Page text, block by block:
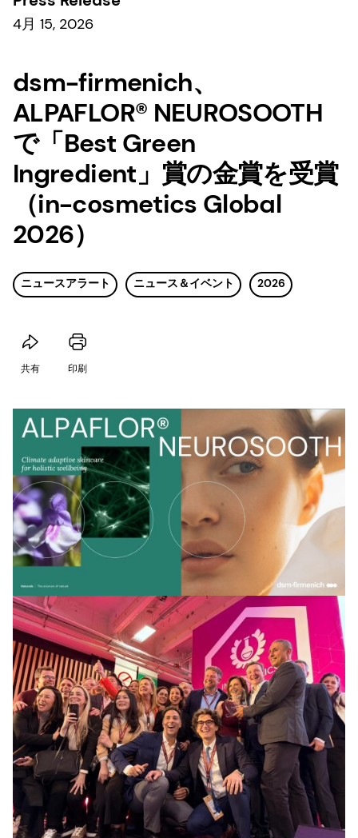
4月 15, 2026
dsm-firmenich、
ALPAFLOR® NEUROSOOTH
で「Best Green
Ingredient」賞の金賞を受賞
（in-cosmetics Global
2026）
ニュースアラート ニュース＆イベント 2026
共有 印刷